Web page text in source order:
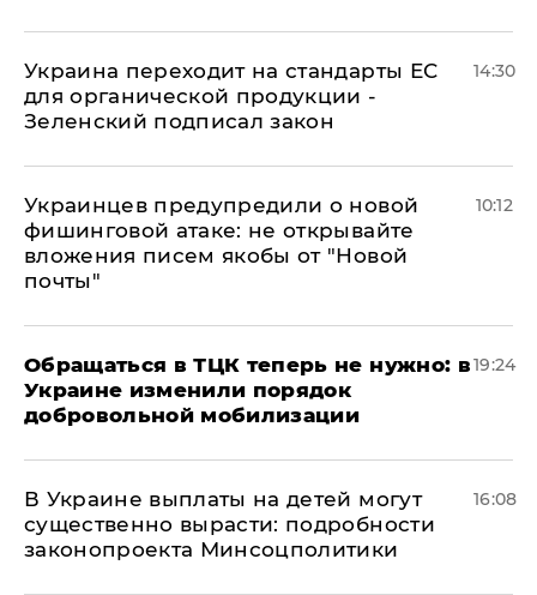
Украина переходит на стандарты ЕС
для органической продукции -
Зеленский подписал закон
14:30
Украинцев предупредили о новой
фишинговой атаке: не открывайте
вложения писем якобы от "Новой
почты"
10:12
Обращаться в ТЦК теперь не нужно: в
Украине изменили порядок
добровольной мобилизации
19:24
В Украине выплаты на детей могут
существенно вырасти: подробности
законопроекта Минсоцполитики
16:08